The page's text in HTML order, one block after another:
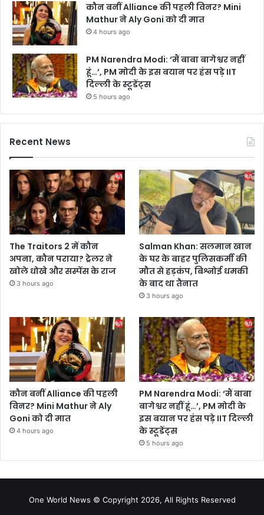
कौन बनीं Alliance की पहली विनर? Mini
Mathur ने Aly Goni को दी मात
4 hours ago
PM Narendra Modi: ‘मैं बाबा बागेश्वर नहीं
हूं…’, PM मोदी के इस बयान पर हंस पड़े IIT
दिल्ली के स्टूडेंट्स
5 hours ago
Recent News
The Traitors 2 में कौन
अपना, कौन पराया? ट्रेलर ने
खोले धोखे और सस्पेंस के राज
3 hours ago
Salman Khan: सलमान खान
के घर के बाहर पुलिसकर्मी की
मौत से हड़कंप, बिश्नोई धमकी
के बाद था तैनात
3 hours ago
कौन बनीं Alliance की पहली
विनर? Mini Mathur ने Aly
Goni को दी मात
4 hours ago
PM Narendra Modi: ‘मैं बाबा
बागेश्वर नहीं हूं…’, PM मोदी के
इस बयान पर हंस पड़े IIT दिल्ली
के स्टूडेंट्स
5 hours ago
One World News © Copyright 2026, All Rights Reserved